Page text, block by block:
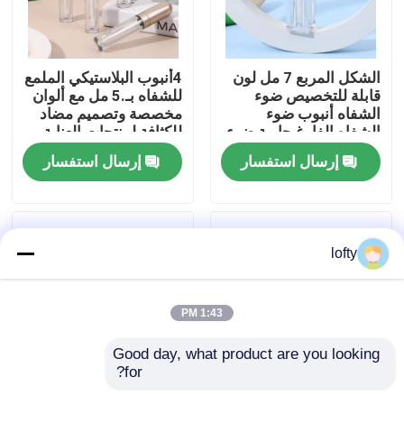
أشرطة فيديو
معلومات عنا
جولة في المعمل
رقابة جودة
اتصل بنا
حالات
الشكل المربع 7 مل لون
قابلة للتخصيص ضوء
الشفاه أنبوب ضوء
الشفاه الفارغ حاوية ضوء
الشفاه للشعر السائل
إرسال استفسار
4أنبوب البلاستيكي الملمع
للشفاه بـ.5 مل مع ألوان
مخصصة وتصميم مضاد
للكثافة لمنتجات العناية
بالشفاه
إرسال استفسار
lofty
1:43 PM
Good day, what product are you looking
for?